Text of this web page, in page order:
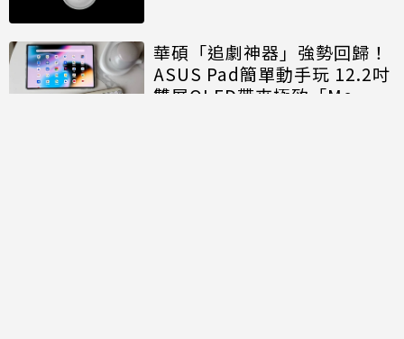
華碩「追劇神器」強勢回歸！
ASUS Pad簡單動手玩 12.2吋
雙層OLED帶來極致「Me